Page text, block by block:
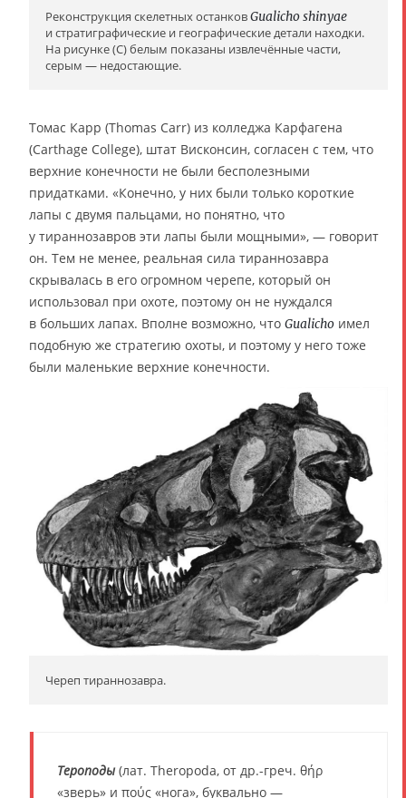
Реконструкция скелетных останковGualicho shinyae
и стратиграфические и географические детали находки.
На рисунке (C) белым показаны извлечённые части,
серым — недостающие.
Томас Карр (Thomas Carr) из колледжа Карфагена
(Carthage College), штат Висконсин, согласен с тем, что
верхние конечности не были бесполезными
придатками. «Конечно, у них были только короткие
лапы с двумя пальцами, но понятно, что
у тираннозавров эти лапы были мощными», — говорит
он. Тем не менее, реальная сила тираннозавра
скрывалась в его огромном черепе, который он
использовал при охоте, поэтому он не нуждался
в больших лапах. Вполне возможно, что Gualicho имел
подобную же стратегию охоты, и поэтому у него тоже
были маленькие верхние конечности.
Череп тираннозавра.
Тероподы(лат. Theropoda, от др.-греч. θήρ
«зверь» и πούς «нога», буквально —